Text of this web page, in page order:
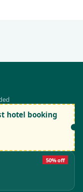
hotel booking
50% off